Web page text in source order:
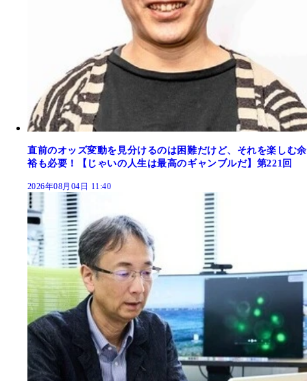
直前のオッズ変動を見分けるのは困難だけど、それを楽しむ余
裕も必要！【じゃいの人生は最高のギャンブルだ】第221回
2026年08月04日 11:40